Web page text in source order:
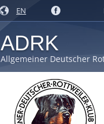
EN
ADRK
Allgemeiner Deutscher